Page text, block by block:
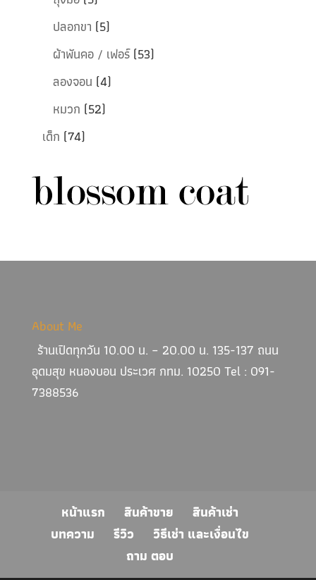
ปลอกขา (5)
ผ้าพันคอ / เฟอร์ (53)
ลองจอน (4)
หมวก (52)
เด็ก (74)
About Me
ร้านเปิดทุกวัน 10.00 น. – 20.00 น. 135-137 ถนน
อุดมสุข หนองบอน ประเวศ กทม. 10250 Tel : 091-
7388536
หน้าแรก สินค้าขาย
สินค้าเช่า
บทความ
รีวิว
วิธีเช่า และเงื่อนไข
ถาม ตอบ